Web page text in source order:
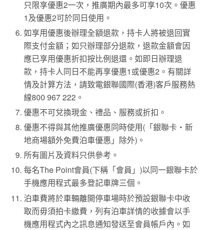
只限享優惠2一次，推廣期內最多可享10次。優惠
1及優惠2可於同日使用。
如享用優惠後辦理全額退款，持卡人將被退回實
際支付金額；如只辦理部分退款，退款金額會因
應已享用優惠折扣按比例退還。如即日辦理退
款，持卡人同日不能再享優惠1或優惠2。有關詳
情及計算方法，請致電銀聯國際(香港)客戶服務熱
線800 967 222。
優惠不可兌換現金、禮品、服務或折扣。
優惠不得與其他推廣優惠同時使用(「銀聯卡‧新
地商場額外免費泊車優惠」除外)。
所有圖片及資料只供參考。
每名The Point會員(下稱「會員」)以同一銀聯卡於
手機應用程式最多登記車牌三個。
泊車費將於車輛離開停車場時於預設銀聯卡中收
取而毋須拍卡繳費，列有泊車詳情的收據會以手
機應用程式內之訊息通知發送至會員帳戶內。如